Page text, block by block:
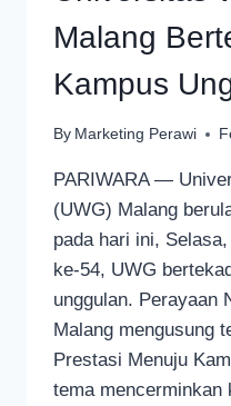
Malang
Kampus
By Marketing Perawi
PARIWARA —
(UWG) Malang
pada hari ini,
ke-54, UWG
unggulan. Perayaan
Malang mengusung
Prestasi Menuju
tema mencerminkan